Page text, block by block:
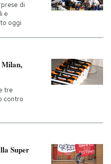
di
e
oggi
Milan,
tre
contro
Super